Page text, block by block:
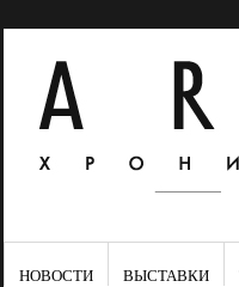
НОВОСТИ ВЫСТАВКИ